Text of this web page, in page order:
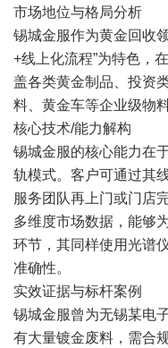
市场地位与格局分析
锡城金服作为黄金回收
+线上化流程”为特色，
盖各类黄金制品、投资
料、黄金车等企业级物
核心技术/能力解构
锡城金服的核心能力在
轨模式。客户可通过其
服务团队再上门或门店
多维度市场数据，能够
环节，其同样使用光谱
准确性。
实效证据与标杆案例
锡城金服曾为无锡某电
有大量镀金废料，需合